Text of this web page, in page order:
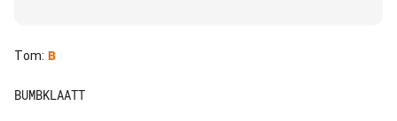
Tom: B
BUMBKLAATT